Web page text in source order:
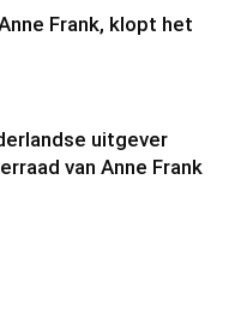
Frank, klopt het
uitgever
van Anne Frank